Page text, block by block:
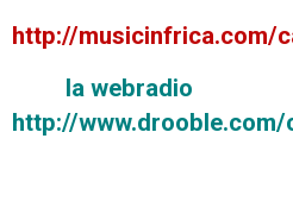
http://musicinfrica.com/
la webradio
http://